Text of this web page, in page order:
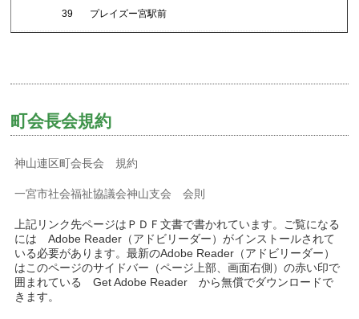
39 プレイズー宮駅前
町会長会規約
神山連区町会長会 規約
一宮市社会福祉協議会神山支会 会則
上記リンク先ページはＰＤＦ文書で書かれています。ご覧になる
には Adobe Reader（アドビリーダー）がインストールされて
いる必要があります。最新のAdobe Reader（アドビリーダー）
はこのページのサイドバー（ページ上部、画面右側）の赤い印で
囲まれている Get Adobe Reader から無償でダウンロードで
きます。